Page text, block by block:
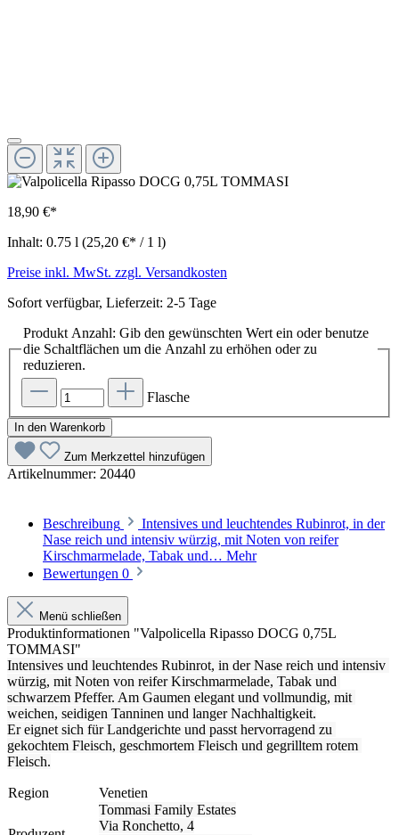
18,90 €*
Inhalt: 0.75 l (25,20 €* / 1 l)
Preise inkl. MwSt. zzgl. Versandkosten
Sofort verfügbar, Lieferzeit: 2-5 Tage
Produkt Anzahl: Gib den gewünschten Wert ein oder benutze
die Schaltflächen um die Anzahl zu erhöhen oder zu
reduzieren.
Flasche
In den Warenkorb
Zum Merkzettel hinzufügen
Artikelnummer: 20440
Beschreibung
Intensives und leuchtendes Rubinrot, in der
Nase reich und intensiv würzig, mit Noten von reifer
Kirschmarmelade, Tabak und… Mehr
Bewertungen 0
Menü schließen
Produktinformationen "Valpolicella Ripasso DOCG 0,75L
TOMMASI"
Intensives und leuchtendes Rubinrot, in der Nase reich und intensiv
würzig, mit Noten von reifer Kirschmarmelade, Tabak und
schwarzem Pfeffer. Am Gaumen elegant und vollmundig, mit
weichen, seidigen Tanninen und langer Nachhaltigkeit.
Er eignet sich für Landgerichte und passt hervorragend zu
gekochtem Fleisch, geschmortem Fleisch und gegrilltem rotem
Fleisch.
Region Venetien
Tommasi Family Estates
Via Ronchetto, 4